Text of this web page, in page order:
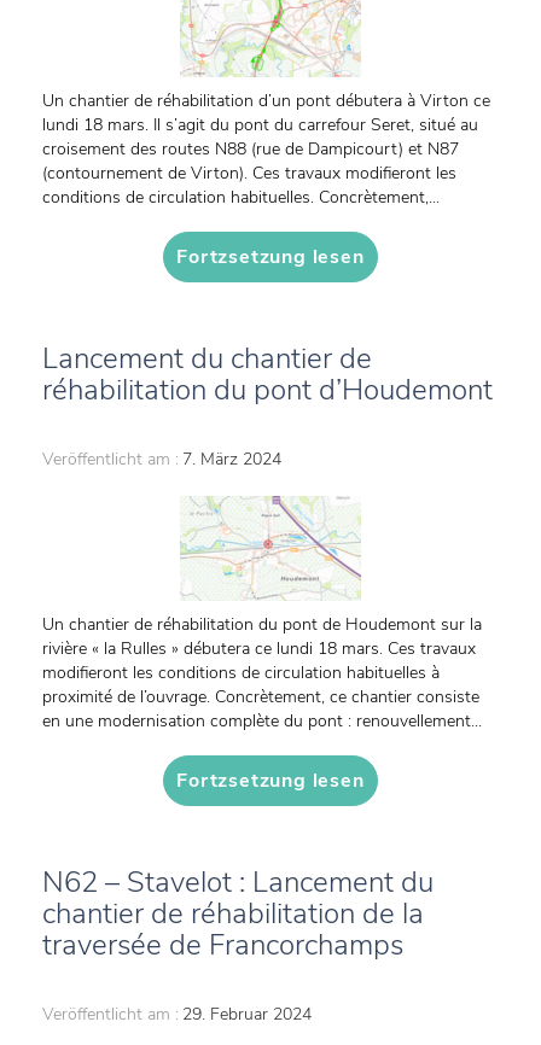
Un chantier de réhabilitation d’un pont débutera à Virton ce
lundi 18 mars. Il s’agit du pont du carrefour Seret, situé au
croisement des routes N88 (rue de Dampicourt) et N87
(contournement de Virton). Ces travaux modifieront les
conditions de circulation habituelles. Concrètement,...
Fortzsetzung lesen
Lancement du chantier de
réhabilitation du pont d’Houdemont
Veröffentlicht am : 7. März 2024
Un chantier de réhabilitation du pont de Houdemont sur la
rivière « la Rulles » débutera ce lundi 18 mars. Ces travaux
modifieront les conditions de circulation habituelles à
proximité de l’ouvrage. Concrètement, ce chantier consiste
en une modernisation complète du pont : renouvellement...
Fortzsetzung lesen
N62 – Stavelot : Lancement du
chantier de réhabilitation de la
traversée de Francorchamps
Veröffentlicht am : 29. Februar 2024